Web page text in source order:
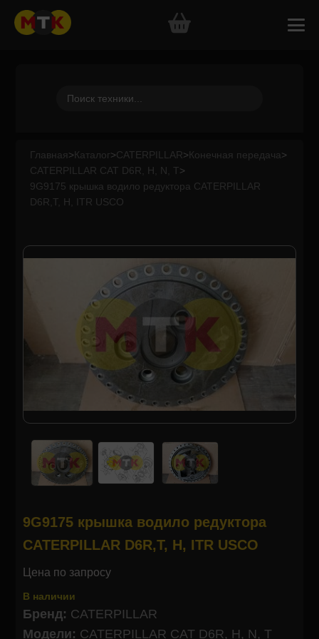
Главная>Каталог>CATERPILLAR>Конечная передача>
CATERPILLAR CAT D6R, H, N, T>
9G9175 крышка водило редуктора CATERPILLAR
D6R,T, H, ITR USCO
9G9175 крышка водило редуктора
CATERPILLAR D6R,T, H, ITR USCO
Цена по запросу
В наличии
Бренд: CATERPILLAR
Модели: CATERPILLAR CAT D6R, H, N, T